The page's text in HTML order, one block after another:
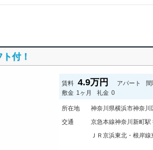
付！
賃料 4.9万円 アパート
敷金 1ヶ月 礼金 0
所在地
神奈川県横浜市神奈川
交通
京急本線神奈川新町駅
ＪＲ京浜東北・根岸